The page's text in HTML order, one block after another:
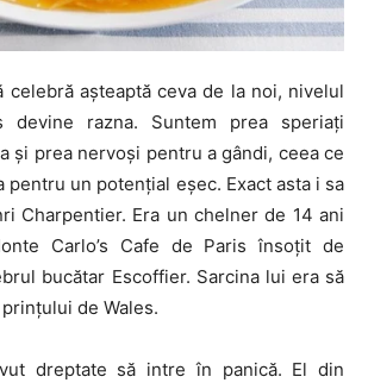
celebră așteaptă ceva de la noi, nivelul
devine razna. Suntem prea speriați
și prea nervoși pentru a gândi, ceea ce
pentru un potențial eșec. Exact asta i sa
Charpentier. Era un chelner de 14 ani
Carlo’s Cafe de Paris însoțit de
bucătar Escoffier. Sarcina lui era să
de Wales.
dreptate să intre în panică. El din